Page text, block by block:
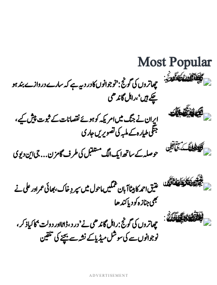
Most Popular
چھاتروں کی گونج: ’نوجوانوں کا درد یہ ہے کہ سارے دروازے بند ہو
چکے ہیں‘، راہل گاندھی
ایران نے جنگ میں امریکہ کو ہوئے نقصانات کے ثبوت پیش کیے،
جنگی طیارہ کے ملبہ کی تصویریں جاری
حوصلہ کے ساتھ ایک الگ مستقبل کی طرف گامزن... جی این دیوی
عتیق احمد کا بیٹا آبان غمگین ماحول میں سپردِ خاک، بھائی عمر اور علی نے
بھی جنازہ کو دیا کندھا
چھاتروں کی گونج: راہل گاندھی نے ’درد، ڈاٹا اور دولت‘ کا کیا ذکر،
نوجوانوں سے کی سوشل میڈیا کے نشہ سے بچنے کی تلقین
ADVERTISEMENT